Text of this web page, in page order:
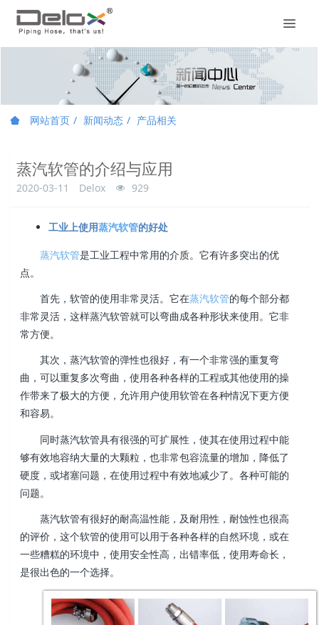
网站首页 新闻动态 产品相关
蒸汽软管的介绍与应用
2020-03-11 Delox 929
工业上使用蒸汽软管的好处
蒸汽软管是工业工程中常用的介质。它有许多突出的优
点。
首先，软管的使用非常灵活。它在蒸汽软管的每个部分都
非常灵活，这样蒸汽软管就可以弯曲成各种形状来使用。它非
常方便。
其次，蒸汽软管的弹性也很好，有一个非常强的重复弯
曲，可以重复多次弯曲，使用各种各样的工程或其他使用的操
作带来了极大的方便，允许用户使用软管在各种情况下更方便
和容易。
同时蒸汽软管具有很强的可扩展性，使其在使用过程中能
够有效地容纳大量的大颗粒，也非常包容流量的增加，降低了
硬度，或堵塞问题，在使用过程中有效地减少了。各种可能的
问题。
蒸汽软管有很好的耐高温性能，及耐用性，耐蚀性也很高
的评价，这个软管的使用可以用于各种各样的自然环境，或在
一些糟糕的环境中，使用安全性高，出错率低，使用寿命长，
是很出色的一个选择。